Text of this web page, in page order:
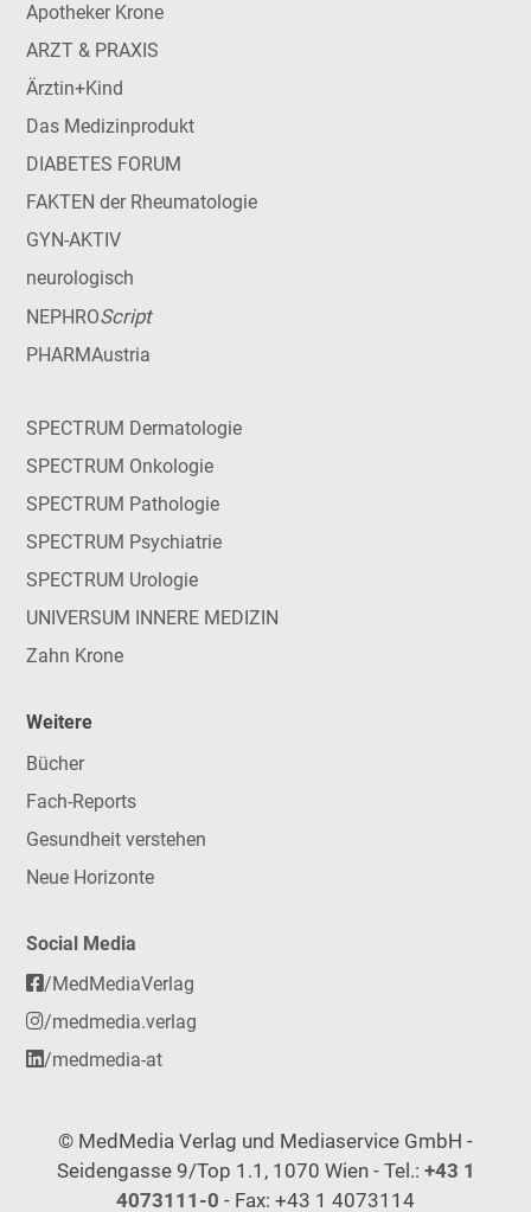
Apotheker Krone
ARZT & PRAXIS
Ärztin+Kind
Das Medizinprodukt
DIABETES FORUM
FAKTEN der Rheumatologie
GYN-AKTIV
neurologisch
NEPHROScript
PHARMAustria
SPECTRUM Dermatologie
SPECTRUM Onkologie
SPECTRUM Pathologie
SPECTRUM Psychiatrie
SPECTRUM Urologie
UNIVERSUM INNERE MEDIZIN
Zahn Krone
Weitere
Bücher
Fach-Reports
Gesundheit verstehen
Neue Horizonte
Social Media
/MedMediaVerlag
/medmedia.verlag
/medmedia-at
© MedMedia Verlag und Mediaservice GmbH -
Seidengasse 9/Top 1.1, 1070 Wien - Tel.: +43 1
4073111-0 - Fax: +43 1 4073114